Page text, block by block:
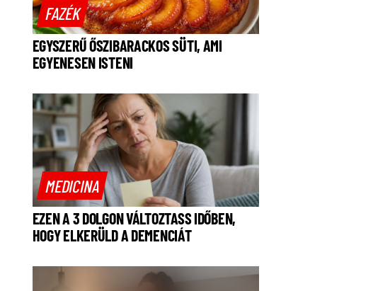
FAZÉK
EGYSZERŰ ŐSZIBARACKOS SÜTI, AMI
EGYENESEN ISTENI
MEDICINA
EZEN A 3 DOLGON VÁLTOZTASS IDŐBEN,
HOGY ELKERÜLD A DEMENCIÁT